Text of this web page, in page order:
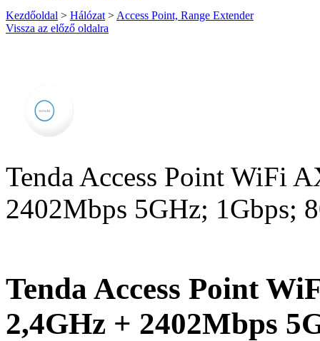
Kezdőoldal > Hálózat > Access Point, Range Extender
Vissza az előző oldalra
Tenda Access Point WiFi
2402Mbps 5GHz; 1Gbps;
Tenda Access Point
2,4GHz + 2402Mbps